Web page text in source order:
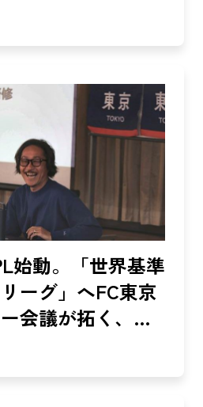
始動。「世界基準
ーグ」へFC東京
会議が拓く、
投資言語に変え